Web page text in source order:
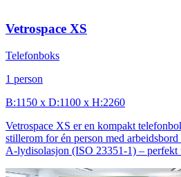
Vetrospace XS
Telefonboks
1 person
B:1150 x D:1100 x H:2260
Vetrospace XS er en kompakt
stillerom for én person med
A-lydisolasjon (ISO 23351-1) – perfekt